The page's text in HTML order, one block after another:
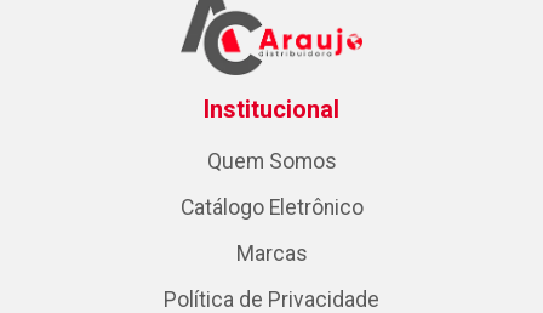
Institucional
Quem Somos
Catálogo Eletrônico
Marcas
Política de Privacidade